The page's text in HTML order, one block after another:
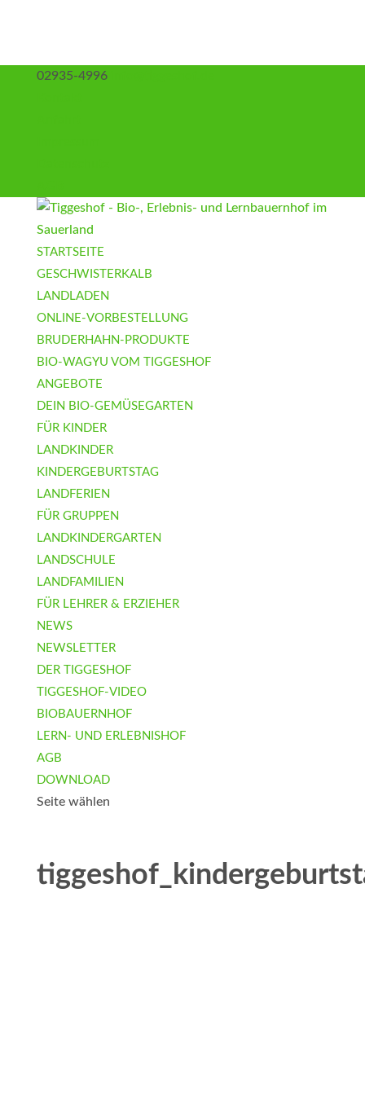
02935-4996
STARTSEITE
GESCHWISTERKALB
LANDLADEN
ONLINE-VORBESTELLUNG
BRUDERHAHN-PRODUKTE
BIO-WAGYU VOM TIGGESHOF
ANGEBOTE
DEIN BIO-GEMÜSEGARTEN
FÜR KINDER
LANDKINDER
KINDERGEBURTSTAG
LANDFERIEN
FÜR GRUPPEN
LANDKINDERGARTEN
LANDSCHULE
LANDFAMILIEN
FÜR LEHRER & ERZIEHER
NEWS
NEWSLETTER
DER TIGGESHOF
TIGGESHOF-VIDEO
BIOBAUERNHOF
LERN- UND ERLEBNISHOF
AGB
DOWNLOAD
Seite wählen